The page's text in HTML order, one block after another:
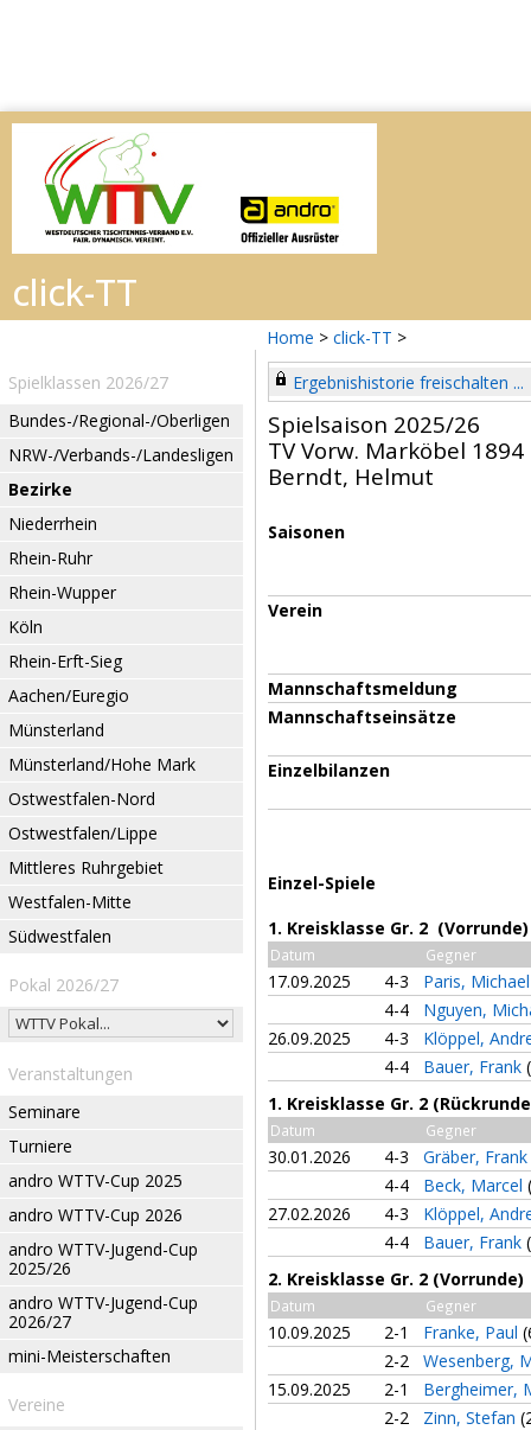
Home > click-TT >
Spielklassen 2026/27
Bundes-/Regional-/Oberligen
NRW-/Verbands-/Landesligen
Bezirke
Niederrhein
Rhein-Ruhr
Rhein-Wupper
Köln
Rhein-Erft-Sieg
Aachen/Euregio
Münsterland
Münsterland/Hohe Mark
Ostwestfalen-Nord
Ostwestfalen/Lippe
Mittleres Ruhrgebiet
Westfalen-Mitte
Südwestfalen
Pokal 2026/27
Veranstaltungen
Seminare
Turniere
andro WTTV-Cup 2025
andro WTTV-Cup 2026
andro WTTV-Jugend-Cup
2025/26
andro WTTV-Jugend-Cup
2026/27
mini-Meisterschaften
Vereine
Ergebnishistorie freischalten ...
Spielsaison 2025/26
TV Vorw. Marköbel 1894
Berndt, Helmut
Saisonen
Verein
Mannschaftsmeldung
Mannschaftseinsätze
Einzelbilanzen
Einzel-Spiele
1. Kreisklasse Gr. 2 (Vorrunde)
Datum Gegner
17.09.2025 4-3
Paris,
4-4
Nguyen,
26.09.2025
4-3
Klöppel,
4-4
Bauer, Frank
1. Kreisklasse Gr. 2
Datum Gegner
30.01.2026 4-3
Gräber, Frank
4-4
Beck, Marcel
27.02.2026
4-3
Klöppel,
4-4
Bauer, Frank
2. Kreisklasse Gr. 2 (Vorrunde)
Datum Gegner
10.09.2025 2-1 Franke, Paul
2-2
Wesenberg,
15.09.2025
2-1
Bergheimer,
2-2
Zinn, Stefan